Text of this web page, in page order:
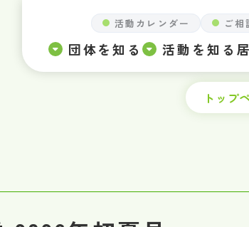
活動カレンダー ご相
団体を知る 活動を知る
トップ